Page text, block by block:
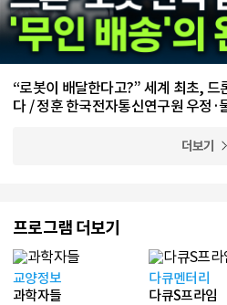
“로봇이 배달한다고?” 세계 최초, 드
다 / 정훈 한국전자통신연구원 우정·
더보기
프로그램 더보기
교양정보
과학자들
다큐멘터리
다큐S프라임